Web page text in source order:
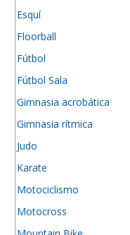
Esquí
Floorball
Fútbol
Fútbol Sala
Gimnasia acrobática
Gimnasia rítmica
Judo
Karate
Motociclismo
Motocross